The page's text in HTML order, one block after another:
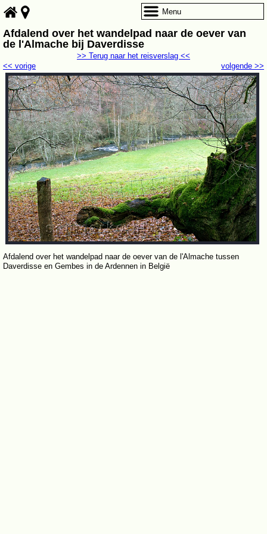
Afdalend over het wandelpad naar de oever van
de l'Almache bij Daverdisse
volgende >>
<< vorige
>> Terug naar het reisverslag <<
Afdalend over het wandelpad naar de oever van de l'Almache tussen
Daverdisse en Gembes in de Ardennen in België
Menu